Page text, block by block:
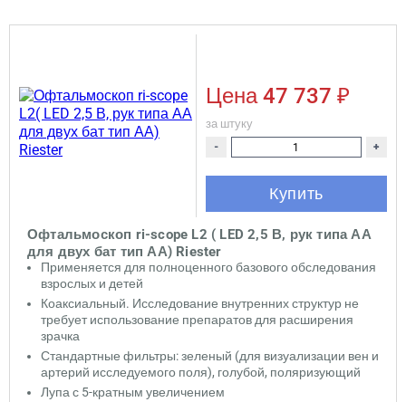
Офтальмоскоп ri-scope L2 ( LED 2,5 В, рук типа АА
для двух бат тип АА) Riester
Применяется для полноценного базового обследования
взрослых и детей
Коаксиальный. Исследование внутренних структур не
требует использование препаратов для расширения
зрачка
Стандартные фильтры: зеленый (для визуализации вен и
артерий исследуемого поля), голубой, поляризующий
Лупа с 5-кратным увеличением
Цена47 737 ₽
за штуку
- +
Купить